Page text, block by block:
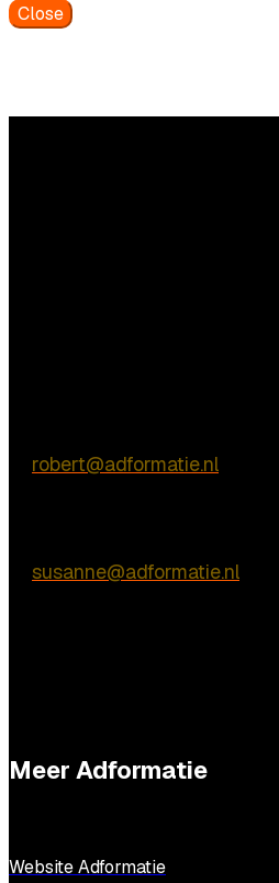
Close
robert@adformatie.nl
susanne@adformatie.nl
Meer Adformatie
Website Adformatie